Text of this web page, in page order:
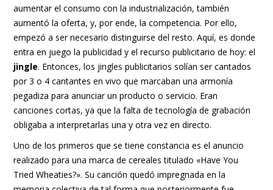
aumentar el consumo con la industrialización, también
aumentó la oferta, y, por ende, la competencia. Por ello,
empezó a ser necesario distinguirse del resto. Aquí, es donde
entra en juego la publicidad y el recurso publicitario de hoy: el
jingle. Entonces, los jingles publicitarios solían ser cantados
por 3 o 4 cantantes en vivo que marcaban una armonía
pegadiza para anunciar un producto o servicio. Eran
canciones cortas, ya que la falta de tecnología de grabación
obligaba a interpretarlas una y otra vez en directo.
Uno de los primeros que se tiene constancia es el anuncio
realizado para una marca de cereales titulado «Have You
Tried Wheaties?». Su canción quedó impregnada en la